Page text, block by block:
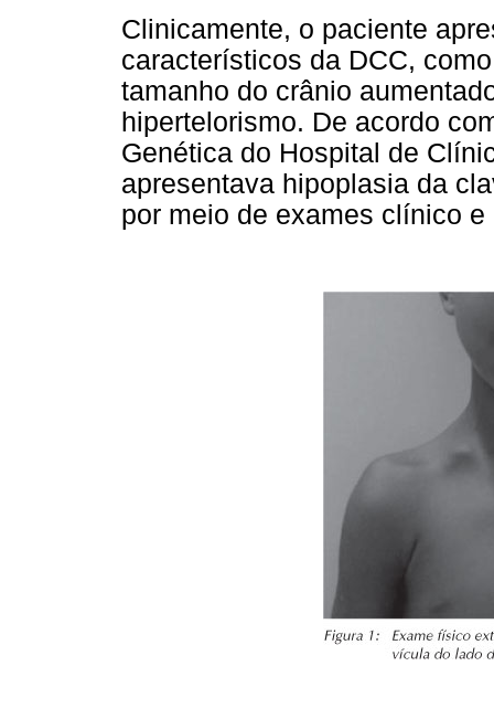
Clinicamente, o paciente
característicos da DCC,
tamanho do crânio
hipertelorismo. De acordo
Genética do Hospital de
apresentava hipoplasia da
por meio de exames clínico e